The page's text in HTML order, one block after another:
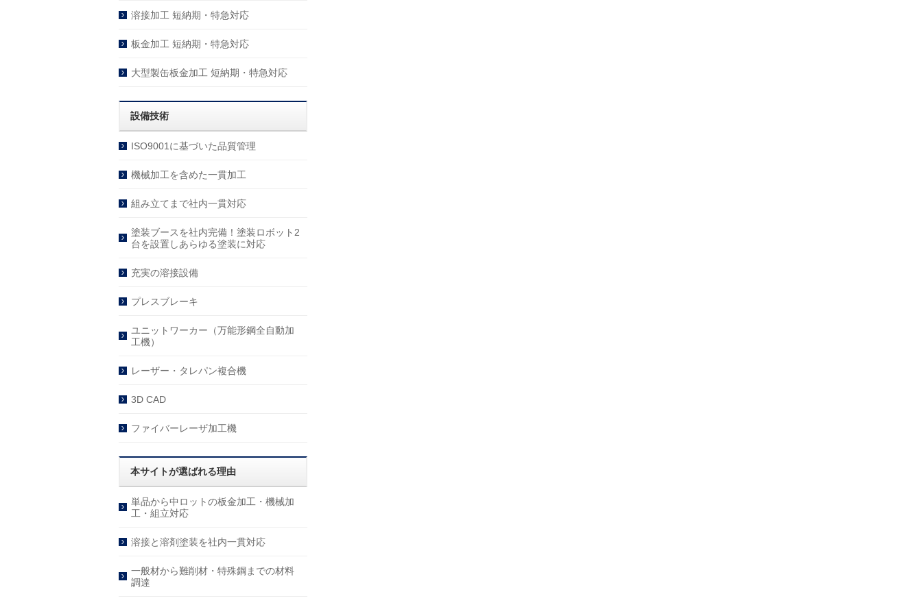
溶接加工 短納期・特急対応
板金加工 短納期・特急対応
大型製缶板金加工 短納期・特急対応
設備技術
ISO9001に基づいた品質管理
機械加工を含めた一貫加工
組み立てまで社内一貫対応
塗装ブースを社内完備！塗装ロボット2
台を設置しあらゆる塗装に対応
充実の溶接設備
プレスブレーキ
ユニットワーカー（万能形鋼全自動加
工機）
レーザー・タレパン複合機
3D CAD
ファイバーレーザ加工機
本サイトが選ばれる理由
単品から中ロットの板金加工・機械加
工・組立対応
溶接と溶剤塗装を社内一貫対応
一般材から難削材・特殊鋼までの材料
調達